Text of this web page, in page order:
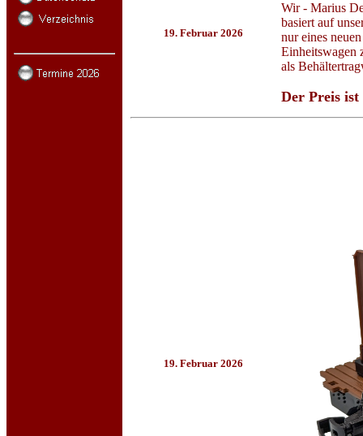
19. Februar 2026
Wir - Marius
basiert auf
nur eines
Einheitswagen
als
Der Preis
19. Februar 2026